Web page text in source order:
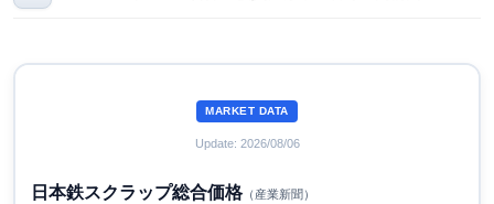
MARKET DATA
Update: 2026/08/06
日本鉄スクラップ総合価格（産業新聞）